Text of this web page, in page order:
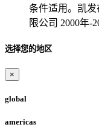
条件适用。凯
限公司 2000年-
选择您的地区
×
global
americas